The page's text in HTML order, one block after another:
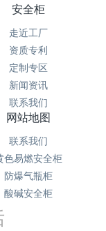
安全柜
走近工厂
资质专利
定制专区
新闻资讯
联系我们
网站地图
联系我们
色易燃安全柜
防爆气瓶柜
酸碱安全柜